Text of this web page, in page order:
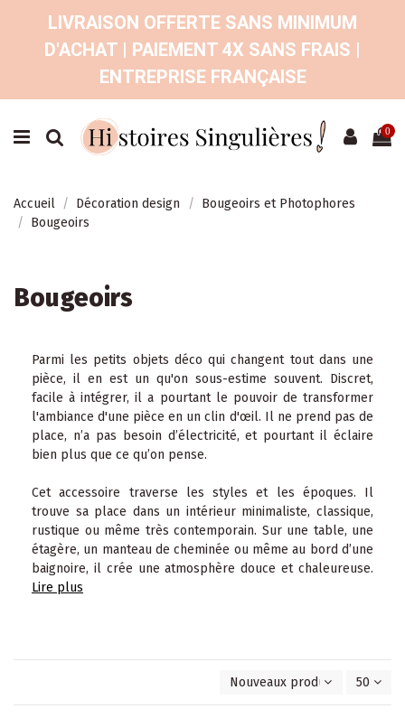
LIVRAISON OFFERTE SANS MINIMUM
D'ACHAT | PAIEMENT 4X SANS FRAIS |
ENTREPRISE FRANÇAISE
0
Accueil Décoration design
Bougeoirs et Photophores
Bougeoirs
Bougeoirs
Parmi les petits objets déco qui changent tout dans une
pièce, il en est un qu'on sous-estime souvent. Discret,
facile à intégrer, il a pourtant le pouvoir de transformer
l'ambiance d'une pièce en un clin d'œil. Il ne prend pas de
place, n’a pas besoin d’électricité, et pourtant il éclaire
bien plus que ce qu’on pense.
Cet accessoire traverse les styles et les époques. Il
trouve sa place dans un intérieur minimaliste, classique,
rustique ou même très contemporain. Sur une table, une
étagère, un manteau de cheminée ou même au bord d’une
baignoire, il crée une atmosphère douce et chaleureuse.
Lire plus
Nouveaux produits en50